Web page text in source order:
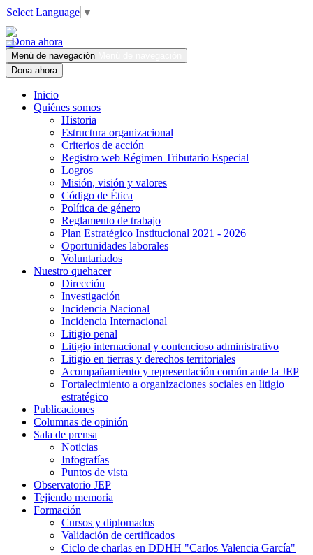
Select Language ▼
Dona ahora
Menú de navegación
Dona ahora
Inicio
Quiénes somos
Historia
Estructura organizacional
Criterios de acción
Registro web Régimen Tributario Especial
Logros
Misión, visión y valores
Código de Ética
Política de género
Reglamento de trabajo
Plan Estratégico Institucional 2021 - 2026
Oportunidades laborales
Voluntariados
Nuestro quehacer
Dirección
Investigación
Incidencia Nacional
Incidencia Internacional
Litigio penal
Litigio internacional y contencioso administrativo
Litigio en tierras y derechos territoriales
Acompañamiento y representación común ante la JEP
Fortalecimiento a organizaciones sociales en litigio
estratégico
Publicaciones
Columnas de opinión
Sala de prensa
Noticias
Infografías
Puntos de vista
Observatorio JEP
Tejiendo memoria
Formación
Cursos y diplomados
Validación de certificados
Ciclo de charlas en DDHH "Carlos Valencia García"